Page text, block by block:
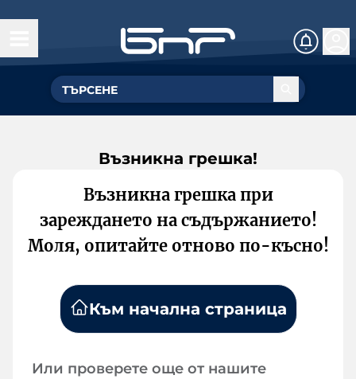
Възникна грешка!
Възникна грешка при
зареждането на съдържанието!
Моля, опитайте отново по-късно!
Към начална страница
Или проверете още от нашите